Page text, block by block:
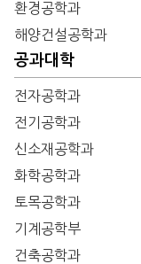
환경공학과
해양건설공학과
공과대학
전자공학과
전기공학과
신소재공학과
화학공학과
토목공학과
기계공학부
건축공학과